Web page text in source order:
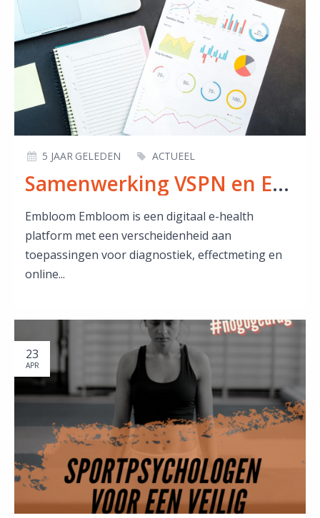
Samenwerking VSPN en Embloom
5 JAAR GELEDEN ACTUEEL
Embloom Embloom is een digitaal e-health
platform met een verscheidenheid aan
toepassingen voor diagnostiek, effectmeting en
online...
23
APR